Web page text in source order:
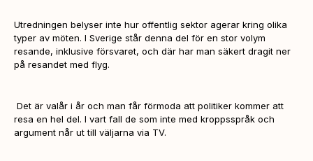
Utredningen belyser inte hur offentlig sektor agerar kring olika
typer av möten. I Sverige står denna del för en stor volym
resande, inklusive försvaret, och där har man säkert dragit ner
på resandet med flyg.
Det är valår i år och man får förmoda att politiker kommer att
resa en hel del. I vart fall de som inte med kroppsspråk och
argument når ut till väljarna via TV.